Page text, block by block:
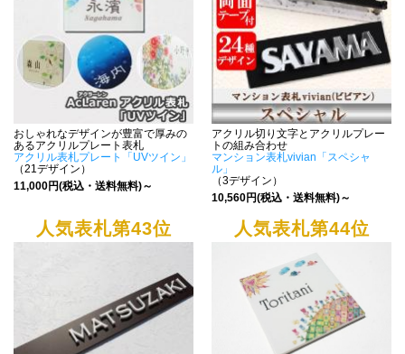
おしゃれなデザインが豊富で厚みの
あるアクリルプレート表札
アクリル表札プレート「UVツイン」
（21デザイン）
11,000円(税込・送料無料)～
アクリル切り文字とアクリルプレー
トの組み合わせ
マンション表札vivian「スペシャ
ル」
（3デザイン）
10,560円(税込・送料無料)～
人気表札第43位 人気表札第44位